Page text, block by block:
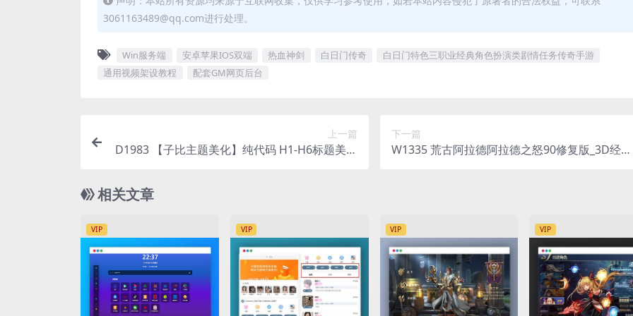
3061163489@qq.com进行处理。
Win服务端 安卓苹果IOS双端 热血神剑 白日门传奇
白日门特色三职业经典角色扮演类剧情任务传奇手游
通用视频架设教程
配套GM网页后台
上一篇
D1983 【子比主题美化】纯代码 H1-H6标题美化
下一篇
W1335 荒古阿拉德阿拉德之怒90修复版_3D经典
相关文章
VIP VIP VIP VIP